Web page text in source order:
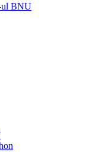
ul BNU